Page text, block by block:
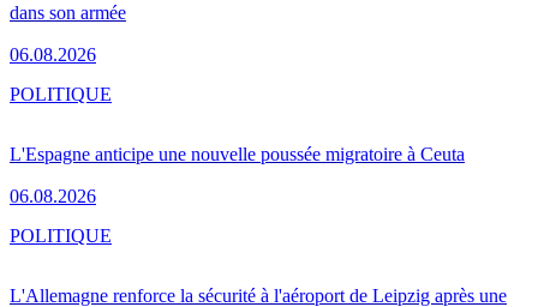
dans son armée
06.08.2026
L'Espagne anticipe une nouvelle poussée migratoire à Ceuta
06.08.2026
POLITIQUE
L'Allemagne renforce la sécurité à l'aéroport de Leipzig après une
POLITIQUE